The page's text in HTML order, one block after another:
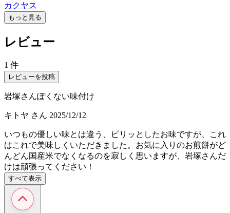
カクヤス
もっと見る
レビュー
1 件
レビューを投稿
岩塚さんぽくない味付け
キトヤ さん 2025/12/12
いつもの優しい味とは違う、ピリッとしたお味ですが、これ
はこれで美味しくいただきました。お気に入りのお煎餅がど
んどん国産米でなくなるのを寂しく思いますが、岩塚さんだ
けは頑張ってください！
すべて表示